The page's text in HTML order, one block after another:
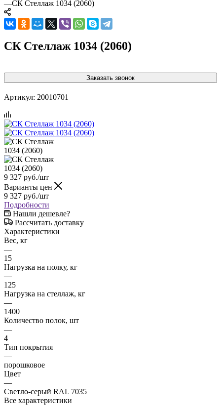
—СК Стеллаж 1034 (2060)
СК Стеллаж 1034 (2060)
Заказать звонок
Артикул: 20010701
9 327 руб./шт
Варианты цен
9 327 руб./шт
Подробности
Нашли дешевле?
Рассчитать доставку
Характеристики
Вес, кг
—
15
Нагрузка на полку, кг
—
125
Нагрузка на стеллаж, кг
—
1400
Количество полок, шт
—
4
Тип покрытия
—
порошковое
Цвет
—
Светло-серый RAL 7035
Все характеристики